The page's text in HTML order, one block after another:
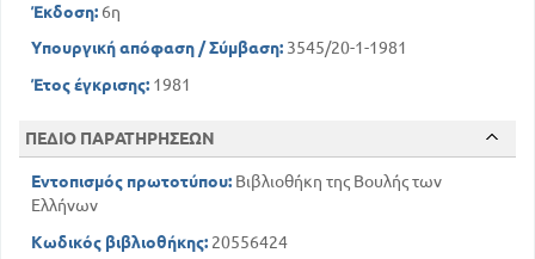
Έκδοση: 6η
Υπουργική απόφαση / Σύμβαση: 3545/20-1-1981
Έτος έγκρισης: 1981
ΠΕΔΙΟ ΠΑΡΑΤΗΡΗΣΕΩΝ
Εντοπισμός πρωτοτύπου: Βιβλιοθήκη της Βουλής των
Ελλήνων
Κωδικός βιβλιοθήκης: 20556424